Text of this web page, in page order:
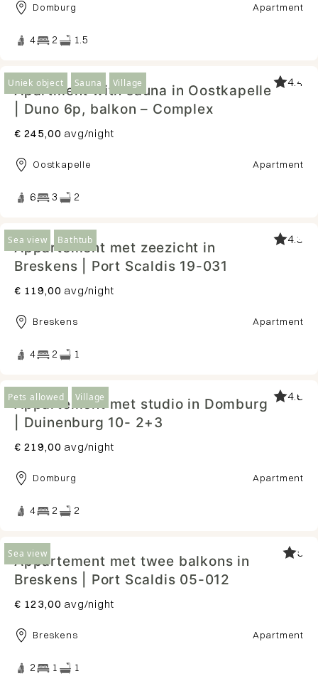
Domburg Apartment
4 2 1.5
Uniek object Sauna Village
Apartment with sauna in Oostkapelle
| Duno 6p, balkon – Complex
4.4
€ 245,00 avg/night
Oostkapelle Apartment
6 3 2
Sea view Bathtub
Appartement met zeezicht in
Breskens | Port Scaldis 19-031
4.3
€ 119,00 avg/night
Breskens Apartment
4 2 1
Pets allowed Village
Appartement met studio in Domburg
| Duinenburg 10- 2+3
4.6
€ 219,00 avg/night
Domburg Apartment
4 2 2
Sea view
Appartement met twee balkons in
Breskens | Port Scaldis 05-012
5
€ 123,00 avg/night
Breskens Apartment
2 1 1